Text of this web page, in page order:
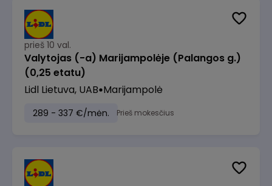
prieš 10 val.
Valytojas (-a) Marijampolėje (Palangos g.)
(0,25 etatu)
Lidl Lietuva, UAB Marijampolė
289 - 337 €/mėn. Prieš mokesčius